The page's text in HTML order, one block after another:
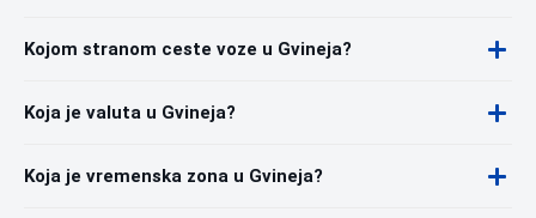
Kojom stranom ceste voze u Gvineja?
Koja je valuta u Gvineja?
Koja je vremenska zona u Gvineja?